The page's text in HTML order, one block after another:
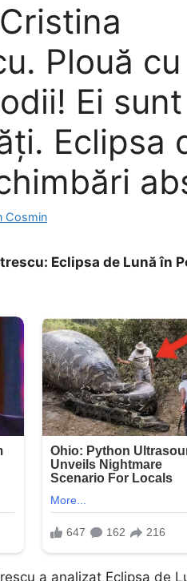
Plouă
Ei
Eclipsa
Cosmin
Eclipsa de Lună în
a analizat Eclipsa de